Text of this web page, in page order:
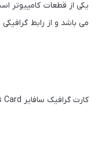
می باشد و از رابط گرافیکی DirectX با نسخه ۱۰٫۱ نیز پشتیبانی می کند.
کارت گرافیک سافایر Radeon HD 6450 2GB D3 Graphics Card